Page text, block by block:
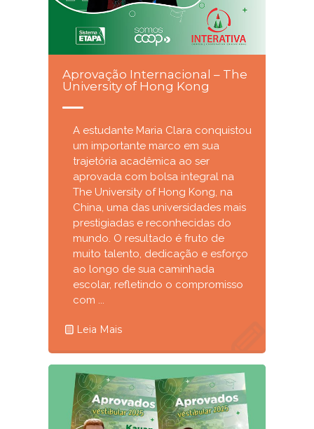
Aprovação Internacional – The
University of Hong Kong
A estudante Maria Clara conquistou
um importante marco em sua
trajetória acadêmica ao ser
aprovada com bolsa integral na
The University of Hong Kong, na
China, uma das universidades mais
prestigiadas e reconhecidas do
mundo. O resultado é fruto de
muito talento, dedicação e esforço
ao longo de sua caminhada
escolar, refletindo o compromisso
com ...
Leia Mais